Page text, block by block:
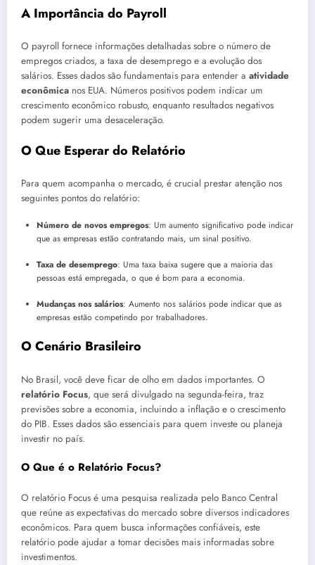
A Importância do Payroll
O payroll fornece informações detalhadas sobre o número de
empregos criados, a taxa de desemprego e a evolução dos
salários. Esses dados são fundamentais para entender a atividade
econômica nos EUA. Números positivos podem indicar um
crescimento econômico robusto, enquanto resultados negativos
podem sugerir uma desaceleração.
O Que Esperar do Relatório
Para quem acompanha o mercado, é crucial prestar atenção nos
seguintes pontos do relatório:
Número de novos empregos: Um aumento significativo pode indicar
que as empresas estão contratando mais, um sinal positivo.
Taxa de desemprego: Uma taxa baixa sugere que a maioria das
pessoas está empregada, o que é bom para a economia.
Mudanças nos salários: Aumento nos salários pode indicar que as
empresas estão competindo por trabalhadores.
O Cenário Brasileiro
No Brasil, você deve ficar de olho em dados importantes. O
relatório Focus, que será divulgado na segunda-feira, traz
previsões sobre a economia, incluindo a inflação e o crescimento
do PIB. Esses dados são essenciais para quem investe ou planeja
investir no país.
O Que é o Relatório Focus?
O relatório Focus é uma pesquisa realizada pelo Banco Central
que reúne as expectativas do mercado sobre diversos indicadores
econômicos. Para quem busca informações confiáveis, este
relatório pode ajudar a tomar decisões mais informadas sobre
investimentos.